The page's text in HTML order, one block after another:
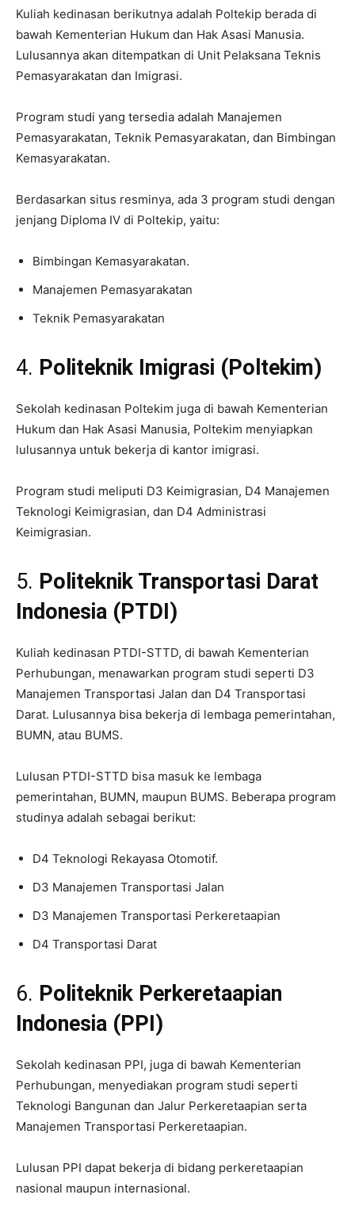
Kuliah kedinasan berikutnya adalah Poltekip berada di
bawah Kementerian Hukum dan Hak Asasi Manusia.
Lulusannya akan ditempatkan di Unit Pelaksana Teknis
Pemasyarakatan dan Imigrasi.
Program studi yang tersedia adalah Manajemen
Pemasyarakatan, Teknik Pemasyarakatan, dan Bimbingan
Kemasyarakatan.
Berdasarkan situs resminya, ada 3 program studi dengan
jenjang Diploma IV di Poltekip, yaitu:
Bimbingan Kemasyarakatan.
Manajemen Pemasyarakatan
Teknik Pemasyarakatan
4. Politeknik Imigrasi (Poltekim)
Sekolah kedinasan Poltekim juga di bawah Kementerian
Hukum dan Hak Asasi Manusia, Poltekim menyiapkan
lulusannya untuk bekerja di kantor imigrasi.
Program studi meliputi D3 Keimigrasian, D4 Manajemen
Teknologi Keimigrasian, dan D4 Administrasi
Keimigrasian.
5. Politeknik Transportasi Darat
Indonesia (PTDI)
Kuliah kedinasan PTDI-STTD, di bawah Kementerian
Perhubungan, menawarkan program studi seperti D3
Manajemen Transportasi Jalan dan D4 Transportasi
Darat. Lulusannya bisa bekerja di lembaga pemerintahan,
BUMN, atau BUMS.
Lulusan PTDI-STTD bisa masuk ke lembaga
pemerintahan, BUMN, maupun BUMS. Beberapa program
studinya adalah sebagai berikut:
D4 Teknologi Rekayasa Otomotif.
D3 Manajemen Transportasi Jalan
D3 Manajemen Transportasi Perkeretaapian
D4 Transportasi Darat
6. Politeknik Perkeretaapian
Indonesia (PPI)
Sekolah kedinasan PPI, juga di bawah Kementerian
Perhubungan, menyediakan program studi seperti
Teknologi Bangunan dan Jalur Perkeretaapian serta
Manajemen Transportasi Perkeretaapian.
Lulusan PPI dapat bekerja di bidang perkeretaapian
nasional maupun internasional.